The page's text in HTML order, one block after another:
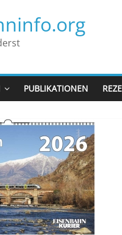
PUBLIKATIONEN